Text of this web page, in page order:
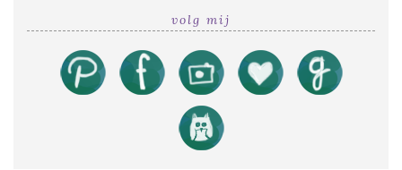
volg mij